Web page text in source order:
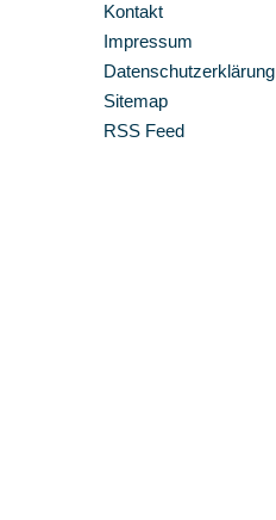
Kontakt
Impressum
Datenschutzerklärung
Sitemap
RSS Feed